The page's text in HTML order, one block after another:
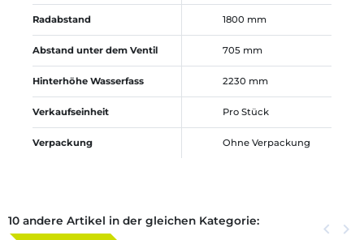
Radabstand 1800 mm
Abstand unter dem Ventil 705 mm
Hinterhöhe Wasserfass 2230 mm
Verkaufseinheit Pro Stück
Verpackung Ohne Verpackung
10 andere Artikel in der gleichen Kategorie: Zurück
keyboard_arrow_left keyboard_arrow_right